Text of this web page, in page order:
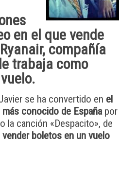
en el que vende
Ryanair, compañía
trabaja como
.
se ha convertido en el
más conocido de Españapor
la canción «Despacito», de
vender boletos en un vuelo